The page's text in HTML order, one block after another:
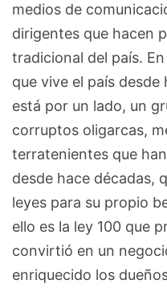
medios de
dirigentes que hacen
tradicional del país.
que vive el país
está por un lado, un
corruptos oligarcas,
terratenientes que
desde hace décadas,
leyes para su propio
ello es la ley 100 que
convirtió en un
enriquecido los